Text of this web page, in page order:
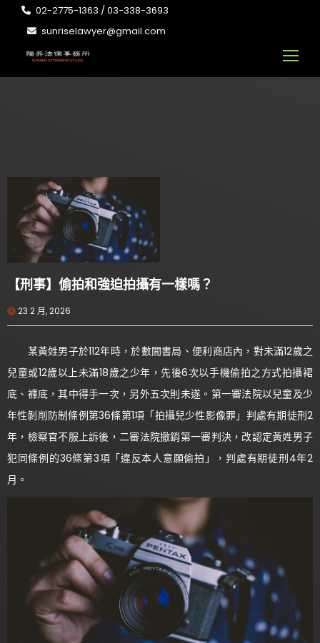
02-2775-1363 / 03-338-3693
sunriselawyer@gmail.com
【刑事】偷拍和強迫拍攝有一樣嗎？
23 2 月, 2026
某黃姓男子於112年時，於數間書局、便利商店內，對未滿12歲之
兒童或12歲以上未滿18歲之少年，先後6次以手機偷拍之方式拍攝裙
底、褲底，其中得手一次，另外五次則未遂。第一審法院以兒童及少
年性剝削防制條例第36條第1項「拍攝兒少性影像罪」判處有期徒刑2
年，檢察官不服上訴後，二審法院撤銷第一審判決，改認定黃姓男子
犯同條例的36條第3項「違反本人意願偷拍」，判處有期徒刑4年2
月。